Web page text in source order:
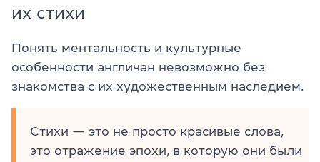
их стихи
Понять ментальность и культурные
особенности англичан невозможно без
знакомства с их художественным наследием.
Стихи — это не просто красивые слова,
это отражение эпохи, в которую они были